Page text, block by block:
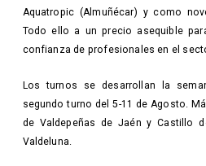
Aquatropic (Almuñécar) y como
Todo ello a un precio asequible
confianza de profesionales en el
Los turnos se desarrollan la
segundo turno del 5-11 de Agosto.
de Valdepeñas de Jaén y Castillo
Valdeluna.